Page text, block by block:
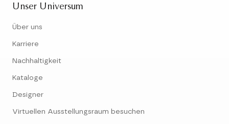
Unser Universum
Über uns
Karriere
Nachhaltigkeit
Kataloge
Designer
Virtuellen Ausstellungsraum besuchen